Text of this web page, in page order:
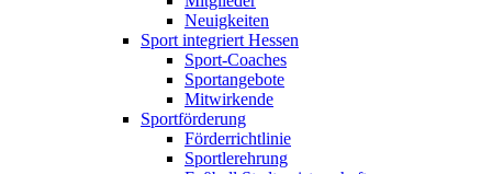
Neuigkeiten
Sport integriert Hessen
Sport-Coaches
Sportangebote
Mitwirkende
Sportförderung
Förderrichtlinie
Sportlerehrung